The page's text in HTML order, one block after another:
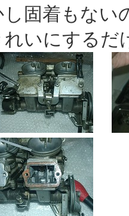
し固着もない
れいにするだ